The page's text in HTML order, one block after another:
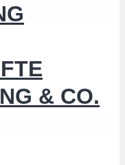
& CO.